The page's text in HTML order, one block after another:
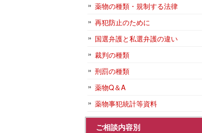
薬物の種類・規制する法律
再犯防止のために
国選弁護と私選弁護の違い
裁判の種類
刑罰の種類
薬物Q＆A
薬物事犯統計等資料
ご相談内容別